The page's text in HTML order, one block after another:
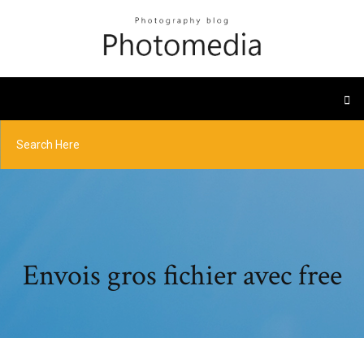
Envois gros fichier avec free